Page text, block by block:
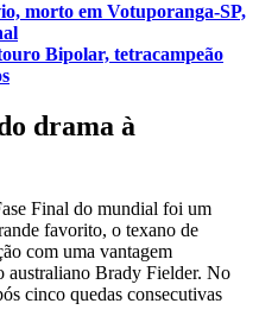
morto em Votuporanga-SP,
Bipolar, tetracampeão
drama à
Final do mundial foi um
favorito, o texano de
com uma vantagem
australiano Brady Fielder. No
cinco quedas consecutivas